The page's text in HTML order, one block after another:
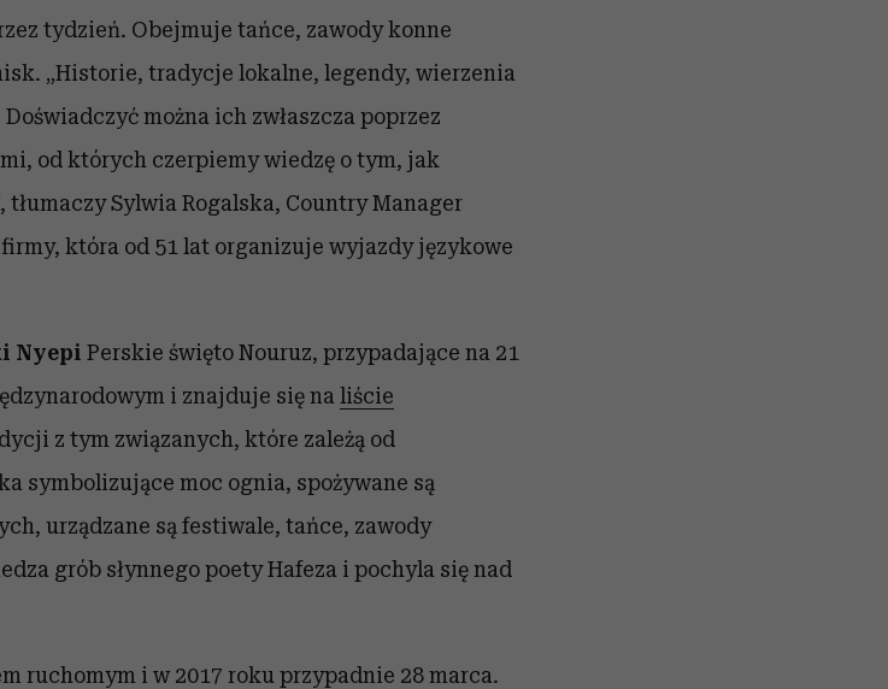
tydzień. Obejmuje tańce, zawody konne
„Historie, tradycje lokalne, legendy, wierzenia
można ich zwłaszcza poprzez
od których czerpiemy wiedzę o tym, jak
tłumaczy Sylwia Rogalska, Country Manager
która od 51 lat organizuje wyjazdy językowe
Nyepi Perskie święto Nouruz, przypadające na 21
i znajduje się na liście
z tym związanych, które zależą od
symbolizujące moc ognia, spożywane są
urządzane są festiwale, tańce, zawody
grób słynnego poety Hafeza i pochyla się nad
ruchomym i w 2017 roku przypadnie 28 marca.